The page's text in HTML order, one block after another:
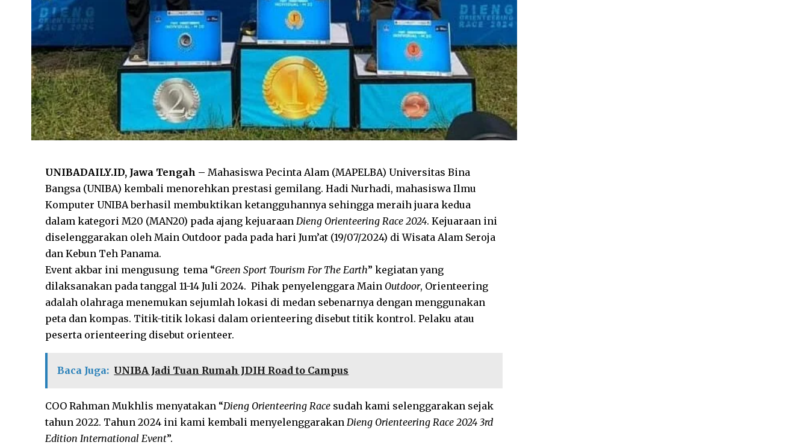
UNIBADAILY.ID, Jawa Tengah – Mahasiswa Pecinta Alam (MAPELBA) Universitas Bina
Bangsa (UNIBA) kembali menorehkan prestasi gemilang. Hadi Nurhadi, mahasiswa Ilmu
Komputer UNIBA berhasil membuktikan ketangguhannya sehingga meraih juara kedua
dalam kategori M20 (MAN20) pada ajang kejuaraanDieng Orienteering Race 2024. Kejuaraan ini
diselenggarakan oleh Main Outdoor pada pada hari Jum’at (19/07/2024) di Wisata Alam Seroja
dan Kebun Teh Panama.
Event akbar ini mengusung tema “Green Sport Tourism For The Earth” kegiatan yang
dilaksanakan pada tanggal 11-14 Juli 2024. Pihak penyelenggara Main Outdoor, Orienteering
adalah olahraga menemukan sejumlah lokasi di medan sebenarnya dengan menggunakan
peta dan kompas. Titik-titik lokasi dalam orienteering disebut titik kontrol. Pelaku atau
peserta orienteering disebut orienteer.
Baca Juga: UNIBA Jadi Tuan Rumah JDIH Road to Campus
COO Rahman Mukhlis menyatakan “Dieng Orienteering Race sudah kami selenggarakan sejak
tahun 2022. Tahun 2024 ini kami kembali menyelenggarakanDieng Orienteering Race 2024 3rd
Edition International Event”.